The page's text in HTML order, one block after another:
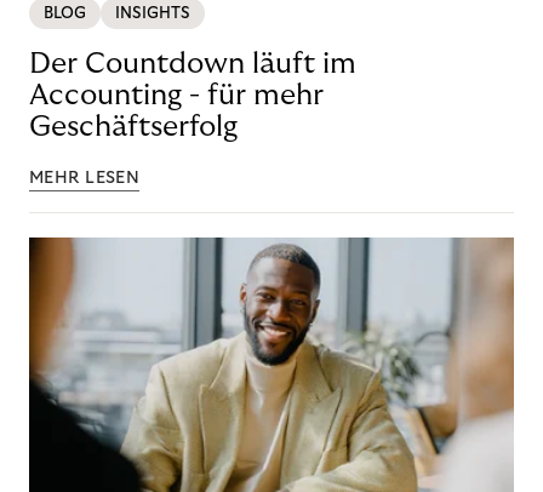
BLOG INSIGHTS
Der Countdown läuft im
Accounting - für mehr
Geschäftserfolg
MEHR LESEN